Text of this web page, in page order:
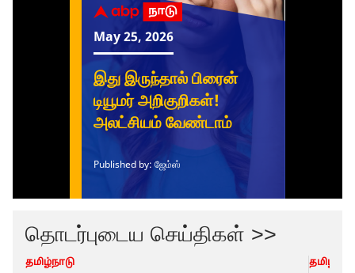
தொடர்புடைய செய்திகள் >>
தமிழ்நாடு